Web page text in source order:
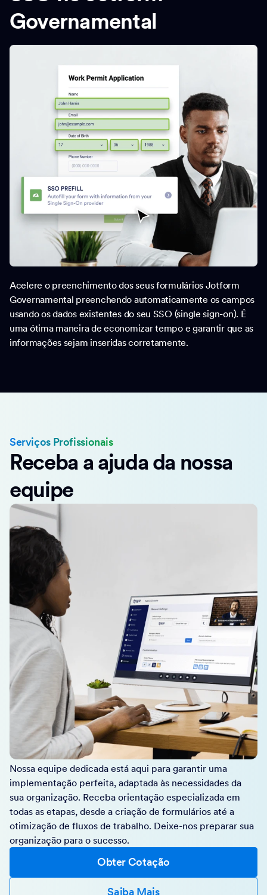
Governamental
Acelere o preenchimento dos seus formulários Jotform
Governamental preenchendo automaticamente os campos
usando os dados existentes do seu SSO (single sign-on). É
uma ótima maneira de economizar tempo e garantir que as
informações sejam inseridas corretamente.
Serviços Profissionais
Receba a ajuda da nossa
equipe
Nossa equipe dedicada está aqui para garantir uma
implementação perfeita, adaptada às necessidades da
sua organização. Receba orientação especializada em
todas as etapas, desde a criação de formulários até a
otimização de fluxos de trabalho. Deixe-nos preparar sua
organização para o sucesso.
Obter Cotação
Saiba Mais